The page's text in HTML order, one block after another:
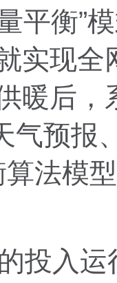
平衡”
实现
暖后，
气预报
法模
入运